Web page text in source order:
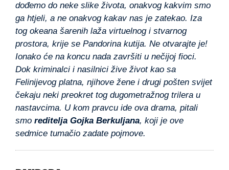
dođemo do neke slike života, onakvog kakvim smo
ga htjeli, a ne onakvog kakav nas je zatekao. Iza
tog okeana šarenih laža virtuelnog i stvarnog
prostora, krije se Pandorina kutija. Ne otvarajte je!
Ionako će na koncu nada završiti u nečijoj fioci.
Dok kriminalci i nasilnici žive život kao sa
Felinijevog platna, njihove žene i drugi pošten svijet
čekaju neki preokret tog dugometražnog trilera u
nastavcima. U kom pravcu ide ova drama, pitali
smo reditelja Gojka Berkuljana, koji je ove
sedmice tumačio zadate pojmove.